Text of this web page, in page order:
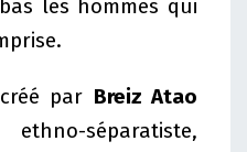
les hommes qui
par Breiz Atao
séparatiste,